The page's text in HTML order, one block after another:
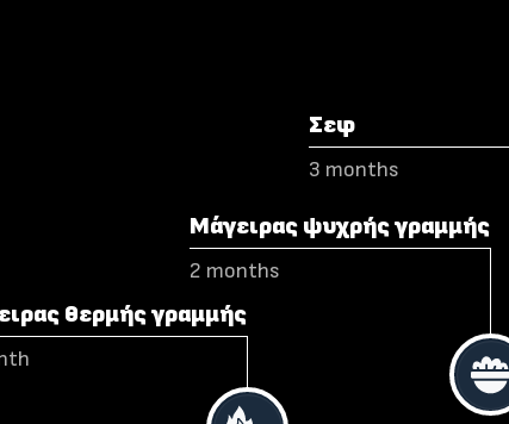
θερμής γραμμής
Μάγειρας ψυχρής γραμμής
2 months
Σεφ
3 months